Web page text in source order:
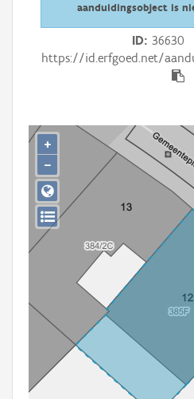
Persoon of collectief
Aanmelden
aanduidingsobject is
ID 36630
https://id.erfgoed.net/
+
−